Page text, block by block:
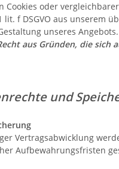
Cookies oder
lit. f DSGVO aus unserem
unseres Angebots.
aus Gründen, die
und
Vertragsabwicklung
Aufbewahrungsfristen